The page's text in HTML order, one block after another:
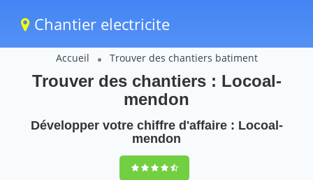
Chantier electricite
Accueil Trouver des chantiers batiment
Trouver des chantiers : Locoal-
mendon
Développer votre chiffre d'affaire : Locoal-
mendon